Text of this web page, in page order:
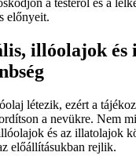
a testéről és a
előnyeit.
illóolajok
létezik, ezért a
a nevükre. Nem
és az illatolajok
előállításukban rejlik.